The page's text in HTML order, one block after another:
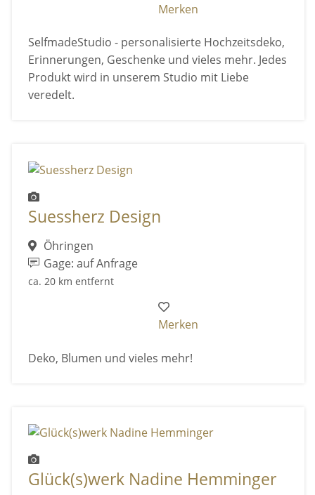
Merken
SelfmadeStudio - personalisierte Hochzeitsdeko,
Erinnerungen, Geschenke und vieles mehr. Jedes
Produkt wird in unserem Studio mit Liebe
veredelt.
Suessherz Design
Öhringen
Gage: auf Anfrage
ca. 20 km entfernt
Merken
Deko, Blumen und vieles mehr!
Glück(s)werk Nadine Hemminger